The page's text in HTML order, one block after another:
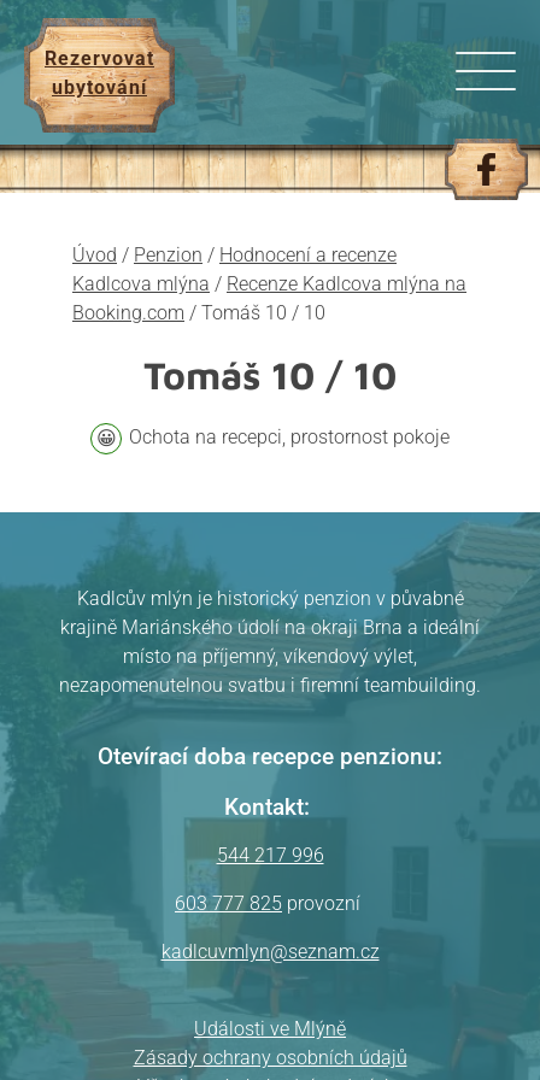
Rezervovat
ubytování
Pension Kadlcův mlýn hodnocení
Úvod / Penzion / Hodnocení a recenze
Kadlcova mlýna / Recenze Kadlcova mlýna na
Booking.com / Tomáš 10 / 10
Tomáš 10 / 10
Ochota na recepci, prostornost pokoje
Kadlcův mlýn je historický penzion v půvabné
krajině Mariánského údolí na okraji Brna a ideální
místo na příjemný, víkendový výlet,
nezapomenutelnou svatbu i firemní teambuilding.
Otevírací doba recepce penzionu:
Kontakt:
544 217 996
603 777 825 provozní
kadlcuvmlyn@seznam.cz
Události ve Mlýně
Zásady ochrany osobních údajů